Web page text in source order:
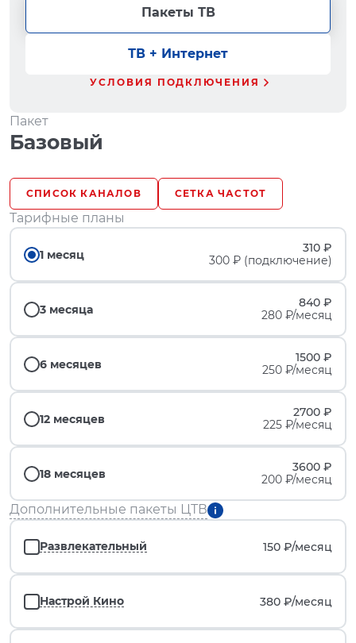
Пакеты ТВ
ТВ + Интернет
УСЛОВИЯ ПОДКЛЮЧЕНИЯ
Пакет
Базовый
СПИСОК КАНАЛОВ СЕТКА ЧАСТОТ
Тарифные планы
1 месяц
310 ₽
300 ₽ (подключение)
3 месяца
840 ₽
280 ₽/месяц
6 месяцев
1500 ₽
250 ₽/месяц
12 месяцев
2700 ₽
225 ₽/месяц
18 месяцев
3600 ₽
200 ₽/месяц
Дополнительные пакеты ЦТВ
Развлекательный 150 ₽/месяц
Настрой Кино 380 ₽/месяц